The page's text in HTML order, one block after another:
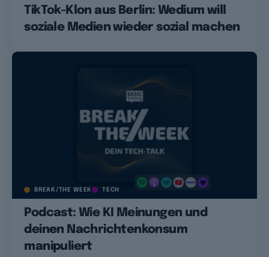
TikTok-Klon aus Berlin: Wedium will
soziale Medien wieder sozial machen
BREAK/THE WEEK TECH
Podcast: Wie KI Meinungen und
deinen Nachrichtenkonsum
manipuliert